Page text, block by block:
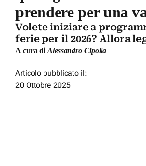
prendere per una
Volete iniziare a
ferie per il 2026? Allora
A cura di Alessandro Cipolla
Articolo pubblicato il:
20 Ottobre 2025